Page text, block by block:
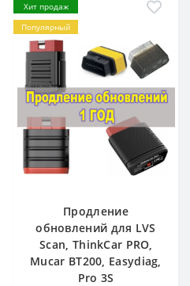
Хит продаж
Популярный
Продление
обновлений для LVS
Scan, ThinkCar PRO,
Mucar BT200, Easydiag,
Pro 3S